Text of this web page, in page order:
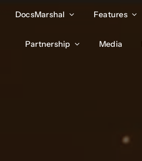
DocsMarshal Features
Partnership Media
DocsMarshal Features
Partnership Media